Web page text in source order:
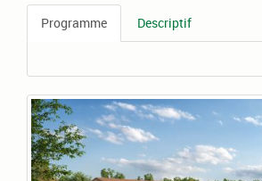
Programme Descriptif